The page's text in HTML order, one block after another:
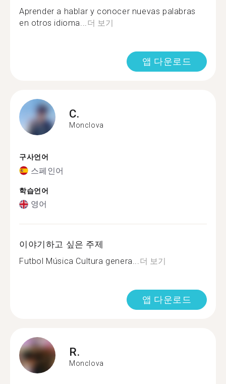
Aprender a hablar y conocer nuevas palabras
en otros idioma...더 보기
앱 다운로드
C.
Monclova
구사언어
스페인어
학습언어
영어
이야기하고 싶은 주제
Futbol Música Cultura genera...더 보기
앱 다운로드
R.
Monclova